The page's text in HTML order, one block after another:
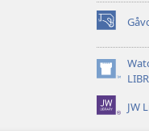
(öppnar
nytt
fönster)
(öppnar
nytt
fönster)JW